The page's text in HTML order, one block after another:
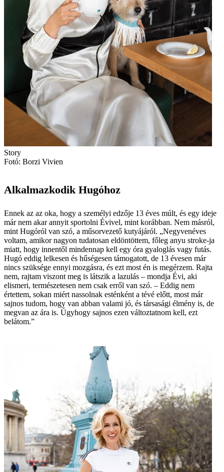
Story
Fotó: Borzi Vivien
Alkalmazkodik Hugóhoz
Ennek az az oka, hogy a személyi edzője 13 éves múlt, és egy ideje
már nem akar annyit sportolni Évivel, mint korábban. Nem másról,
mint Hugóról van szó, a műsorvezető kutyájáról. „Negyvenéves
voltam, amikor nagyon tudatosan eldöntöttem, főleg anyu stroke-ja
miatt, hogy innentől mindennap kell egy óra gyaloglás vagy futás.
Hugó eddig lelkesen és hűségesen támogatott, de 13 évesen már
nincs szüksége ennyi mozgásra, és ezt most én is megérzem. Rajta
nem, rajtam viszont meg is látszik a lazulás – mondja Évi, aki
elismeri, természetesen nem csak erről van szó. – Eddig nem
értettem, sokan miért nassolnak esténként a tévé előtt, most már
sajnos tudom, hogy van abban valami jó, és társasági élmény is, de
megvan az ára is. Úgyhogy sajnos ezen változtatnom kell, ezt
belátom.”